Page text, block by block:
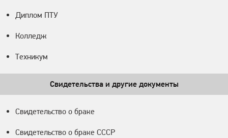
Диплом ПТУ
Колледж
Техникум
Свидетельства и другие документы
Свидетельство о браке
Свидетельство о браке СССР